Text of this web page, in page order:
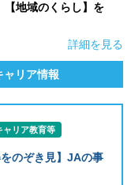
【地域のくらし】を
詳細を見る
ャリア情報
ャリア教育等
をのぞき見】JAの事